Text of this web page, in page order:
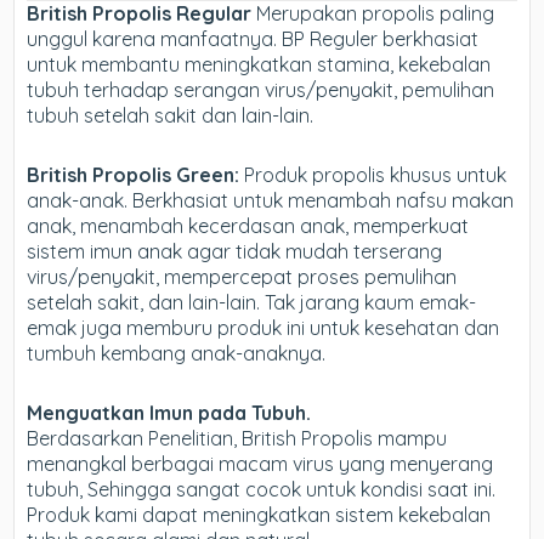
British Propolis Regular Merupakan propolis paling
unggul karena manfaatnya. BP Reguler berkhasiat
untuk membantu meningkatkan stamina, kekebalan
tubuh terhadap serangan virus/penyakit, pemulihan
tubuh setelah sakit dan lain-lain.
British Propolis Green: Produk propolis khusus untuk
anak-anak. Berkhasiat untuk menambah nafsu makan
anak, menambah kecerdasan anak, memperkuat
sistem imun anak agar tidak mudah terserang
virus/penyakit, mempercepat proses pemulihan
setelah sakit, dan lain-lain. Tak jarang kaum emak-
emak juga memburu produk ini untuk kesehatan dan
tumbuh kembang anak-anaknya.
Menguatkan Imun pada Tubuh.
Berdasarkan Penelitian, British Propolis mampu
menangkal berbagai macam virus yang menyerang
tubuh, Sehingga sangat cocok untuk kondisi saat ini.
Produk kami dapat meningkatkan sistem kekebalan